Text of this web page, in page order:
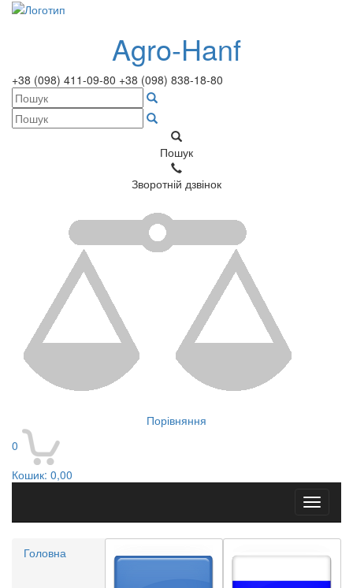
Agro-Hanf
+38 (098) 411-09-80 +38 (098) 838-18-80
Пошук
Зворотній дзвінок
Порівняння
0
Кошик: 0,00
Toggle
Головна